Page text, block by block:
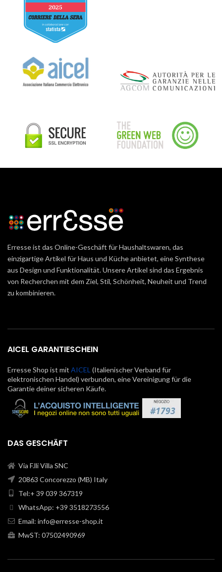
Erresse ist das Online-Geschäft für Haushaltswaren, das
einzigartige Artikel für Haus und Küche anbietet, eine Synthese
aus Design und Funktionalität. Unsere Artikel sind das Ergebnis
von Recherchen mit dem Ziel, Stil, Schönheit, Neuheit und Trend
zu kombinieren.
AICEL GARANTIESCHEIN
Erresse Shop ist mit AICEL (Italienischer Verband für
elektronischen Handel) verbunden, eine Vereinigung für die
Garantie deiner sicheren Käufe.
DAS GESCHÄFT
Via F.lli Villa SNC
20863 Concorezzo (MB) Italy
Tel:+ 39 039 367319
WhatsApp: +39 3518273556
Email: info@erresse-shop.it
MwST: 07502490969